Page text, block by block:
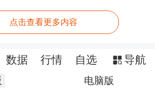
较大的。特别是开盘半小
一副跳水自杀性的走势。
成了领头羊，也成了盘面
实还是跟北向资金有关，
点击查看更多内容
数据 行情 自选 导航
电脑版